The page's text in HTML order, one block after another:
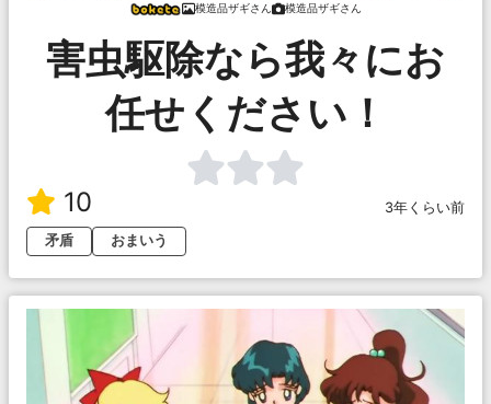
模造品ザギさん 模造品ザギさん
害虫駆除なら我々にお
任せください！
10
3年くらい前
矛盾
おまいう